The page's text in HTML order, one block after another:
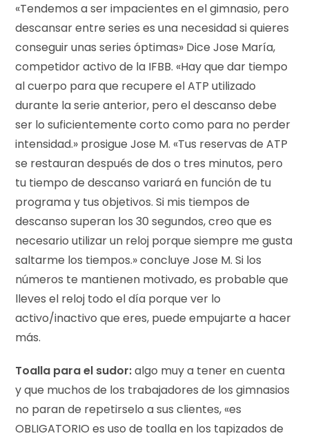
«Tendemos a ser impacientes en el gimnasio, pero
descansar entre series es una necesidad si quieres
conseguir unas series óptimas» Dice Jose María,
competidor activo de la IFBB. «Hay que dar tiempo
al cuerpo para que recupere el ATP utilizado
durante la serie anterior, pero el descanso debe
ser lo suficientemente corto como para no perder
intensidad.» prosigue Jose M. «Tus reservas de ATP
se restauran después de dos o tres minutos, pero
tu tiempo de descanso variará en función de tu
programa y tus objetivos. Si mis tiempos de
descanso superan los 30 segundos, creo que es
necesario utilizar un reloj porque siempre me gusta
saltarme los tiempos.» concluye Jose M. Si los
números te mantienen motivado, es probable que
lleves el reloj todo el día porque ver lo
activo/inactivo que eres, puede empujarte a hacer
más.
Toalla para el sudor:algo muy a tener en cuenta
y que muchos de los trabajadores de los gimnasios
no paran de repetirselo a sus clientes, «es
OBLIGATORIO es uso de toalla en los tapizados de